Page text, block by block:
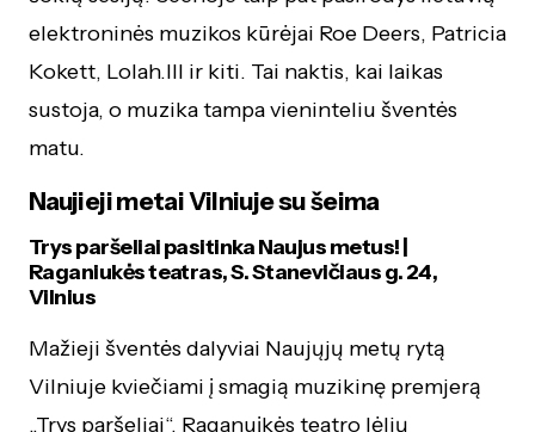
elektroninės muzikos kūrėjai Roe Deers, Patricia
Kokett, Lolah.III ir kiti. Tai naktis, kai laikas
sustoja, o muzika tampa vieninteliu šventės
matu.
Naujieji metai Vilniuje su šeima
Trys paršeliai pasitinka Naujus metus! |
Raganiukės teatras, S. Stanevičiaus g. 24,
Vilnius
Mažieji šventės dalyviai Naujųjų metų rytą
Vilniuje kviečiami į smagią muzikinę premjerą
„Trys paršeliai“. Raganuįkės teatro lėlių